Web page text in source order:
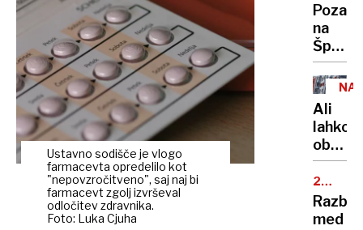
Ustavno sodišče je vlogo
farmacevta opredelilo kot
"nepovzročitveno", saj naj bi
farmacevt zgolj izvrševal
odločitev zdravnika.
Foto: Luka Cjuha
na
to je
pet
najbolj
Ali
lahko
javno
25.
med